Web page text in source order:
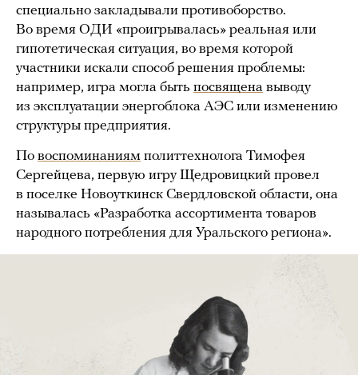
специально закладывали противоборство.
Во время ОДИ «проигрывалась» реальная или
гипотетическая ситуация, во время которой
участники искали способ решения проблемы:
например, игра могла быть посвящена выводу
из эксплуатации энергоблока АЭС или изменению
структуры предприятия.
По воспоминаниям политтехнолога Тимофея
Сергейцева, первую игру Щедровицкий провел
в поселке Новоуткинск Свердловской области, она
называлась «Разработка ассортимента товаров
народного потребления для Уральского региона».